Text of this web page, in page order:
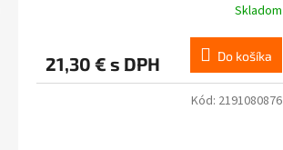
Skladom
21,30 € s DPH Do košíka
Kód: 2191080876